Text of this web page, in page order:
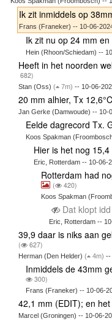
Ik zit inmiddels op
Frans (Franeker) -- 10-06-
Ik zit nu op 24 mm en
Hein (Rhoon/Schiedam) --
Heeft in het noorden
682)
Stan (Oss) ( 7m) -- 10-06-
20 mm alhier, Tx 12,6°C
Jan Gerke (Damwoude) -- 10-
Eelde dagrecord Tx.
Koos Spakman
Hier is het nog
Eric, Rotterdam -- 10-06-
Rotterdam had
( 420)
Koos Spakman
Dat klopt idd
Eric, Rotterdam --
39,9 daar is niks aan
( 627)
Herman (Den Helder) ( 4m) --
Inmiddels de 43mm
300)
Frans (Franeker) -- 10-06-
42,1 mm (EDIT); en
Marcel (Groningen) -- 10-06-